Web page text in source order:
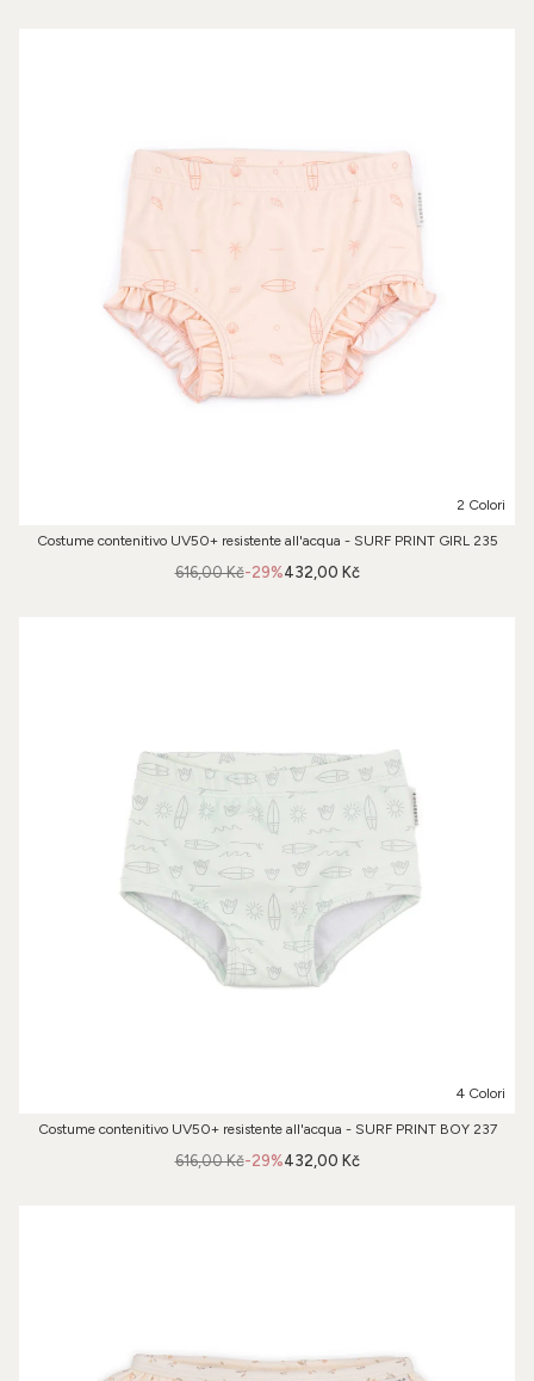
2 Colori
Costume contenitivo UV50+ resistente all'acqua - SURF PRINT GIRL 235
-29%
616,00 Kč 432,00 Kč
4 Colori
Costume contenitivo UV50+ resistente all'acqua - SURF PRINT BOY 237
-29%
616,00 Kč 432,00 Kč